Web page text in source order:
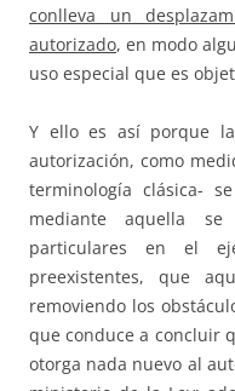
conlleva un
autorizado, en modo
uso especial que es
Y ello es así porque
autorización, como
terminología clásica-
mediante aquella
particulares en el
preexistentes, que
removiendo los
que conduce a concluir
otorga nada nuevo al